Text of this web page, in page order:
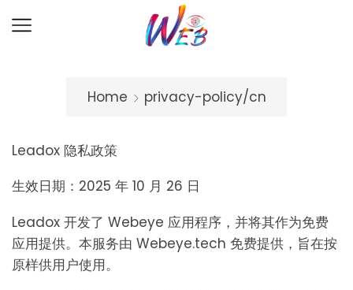
Home privacy-policy/cn
Leadox 隐私政策
生效日期：2025 年 10 月 26 日
Leadox 开发了 Webeye 应用程序，并将其作为免费
应用提供。本服务由 Webeye.tech 免费提供，旨在按
原样供用户使用。